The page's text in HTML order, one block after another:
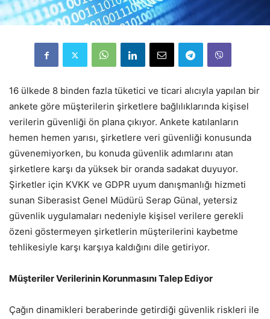
16 ülkede 8 binden fazla tüketici ve ticari alıcıyla yapılan bir
ankete göre müşterilerin şirketlere bağlılıklarında kişisel
verilerin güvenliği ön plana çıkıyor. Ankete katılanların
hemen hemen yarısı, şirketlere veri güvenliği konusunda
güvenemiyorken, bu konuda güvenlik adımlarını atan
şirketlere karşı da yüksek bir oranda sadakat duyuyor.
Şirketler için KVKK ve GDPR uyum danışmanlığı hizmeti
sunan Siberasist Genel Müdürü Serap Günal, yetersiz
güvenlik uygulamaları nedeniyle kişisel verilere gerekli
özeni göstermeyen şirketlerin müşterilerini kaybetme
tehlikesiyle karşı karşıya kaldığını dile getiriyor.
Müşteriler Verilerinin Korunmasını Talep Ediyor
Çağın dinamikleri beraberinde getirdiği güvenlik riskleri ile